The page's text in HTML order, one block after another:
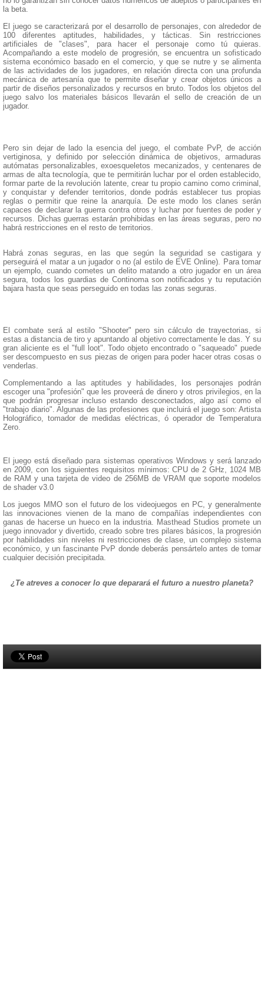
la beta.
El juego se caracterizará por el desarrollo de personajes, con alrededor de
100 diferentes aptitudes, habilidades, y tácticas. Sin restricciones
artificiales de "clases", para hacer el personaje como tú quieras.
Acompañando a este modelo de progresión, se encuentra un sofisticado
sistema económico basado en el comercio, y que se nutre y se alimenta
de las actividades de los jugadores, en relación directa con una profunda
mecánica de artesanía que te permite diseñar y crear objetos únicos a
partir de diseños personalizados y recursos en bruto. Todos los objetos del
juego salvo los materiales básicos llevarán el sello de creación de un
jugador.
Pero sin dejar de lado la esencia del juego, el combate PvP, de acción
vertiginosa, y definido por selección dinámica de objetivos, armaduras
autómatas personalizables, exoesqueletos mecanizados, y centenares de
armas de alta tecnología, que te permitirán luchar por el orden establecido,
formar parte de la revolución latente, crear tu propio camino como criminal,
y conquistar y defender territorios, donde podrás establecer tus propias
reglas o permitir que reine la anarquía. De este modo los clanes serán
capaces de declarar la guerra contra otros y luchar por fuentes de poder y
recursos. Dichas guerras estarán prohibidas en las áreas seguras, pero no
habrá restricciones en el resto de territorios.
Habrá zonas seguras, en las que según la seguridad se castigara y
perseguirá el matar a un jugador o no (al estilo de EVE Online). Para tomar
un ejemplo, cuando cometes un delito matando a otro jugador en un área
segura, todos los guardias de Continoma son notificados y tu reputación
bajara hasta que seas perseguido en todas las zonas seguras.
El combate será al estilo "Shooter" pero sin cálculo de trayectorias, si
estas a distancia de tiro y apuntando al objetivo correctamente le das. Y su
gran aliciente es el "full loot". Todo objeto encontrado o "saqueado" puede
ser descompuesto en sus piezas de origen para poder hacer otras cosas o
venderlas.
Complementando a las aptitudes y habilidades, los personajes podrán
escoger una "profesión" que les proveerá de dinero y otros privilegios, en la
que podrán progresar incluso estando desconectados, algo así como el
"trabajo diario". Algunas de las profesiones que incluirá el juego son: Artista
Holográfico, tomador de medidas eléctricas, ó operador de Temperatura
Zero.
El juego está diseñado para sistemas operativos Windows y será lanzado
en 2009, con los siguientes requisitos mínimos: CPU de 2 GHz, 1024 MB
de RAM y una tarjeta de video de 256MB de VRAM que soporte modelos
de shader v3.0
Los juegos MMO son el futuro de los videojuegos en PC, y generalmente
las innovaciones vienen de la mano de compañías independientes con
ganas de hacerse un hueco en la industria. Masthead Studios promete un
juego innovador y divertido, creado sobre tres pilares básicos, la progresión
por habilidades sin niveles ni restricciones de clase, un complejo sistema
económico, y un fascinante PvP donde deberás pensártelo antes de tomar
cualquier decisión precipitada.
¿Te atreves a conocer lo que deparará el futuro a nuestro planeta?